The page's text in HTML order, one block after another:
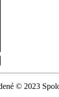
© 2023